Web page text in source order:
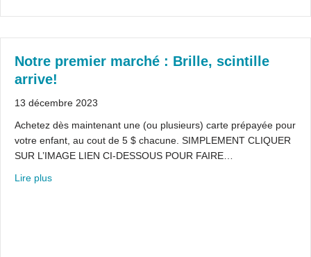
Notre premier marché : Brille, scintille
arrive!
13 décembre 2023
Achetez dès maintenant une (ou plusieurs) carte prépayée pour
votre enfant, au cout de 5 $ chacune. SIMPLEMENT CLIQUER
SUR L’IMAGE LIEN CI-DESSOUS POUR FAIRE…
Lire plusabout Notre premier marché : Brille, scintille arrive!